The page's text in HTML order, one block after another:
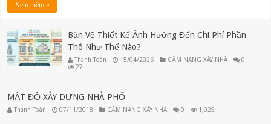
Xem thêm »
Bản Vẽ Thiết Kế Ảnh Hưởng Đến Chi Phí Phần
Thô Như Thế Nào?
Thanh Toàn 15/04/2026 CẨM NANG XÂY NHÀ
0
27
MẬT ĐỘ XÂY DỰNG NHÀ PHỐ
Thanh Toàn 07/11/2018 CẨM NANG XÂY NHÀ 0 1,925